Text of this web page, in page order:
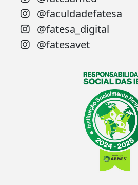
@faculdadefatesa
@fatesa_digital
@fatesavet